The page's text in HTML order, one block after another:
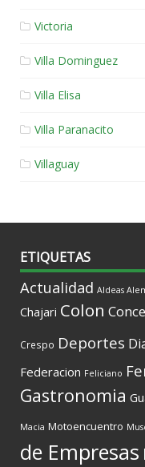
Victoria
Villa Dominguez
Villa Elisa
Villa Paranacito
Villaguay
ETIQUETAS
Actualidad Aldeas
Chajari Colon
Crespo Deportes
Federacion Feliciano
Gastronomia
Macia Motoencuentro
de Empresas